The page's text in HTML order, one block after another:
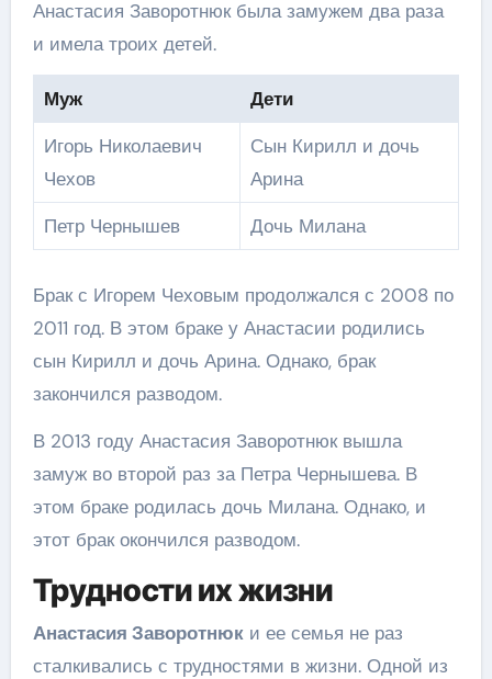
Анастасия Заворотнюк была замужем два раза
и имела троих детей.
Муж
Дети
Игорь Николаевич
Чехов
Сын Кирилл и дочь
Арина
Петр Чернышев
Дочь Милана
Брак с Игорем Чеховым продолжался с 2008 по
2011 год. В этом браке у Анастасии родились
сын Кирилл и дочь Арина. Однако, брак
закончился разводом.
В 2013 году Анастасия Заворотнюк вышла
замуж во второй раз за Петра Чернышева. В
этом браке родилась дочь Милана. Однако, и
этот брак окончился разводом.
Трудности их жизни
Анастасия Заворотнюки ее семья не раз
сталкивались с трудностями в жизни. Одной из